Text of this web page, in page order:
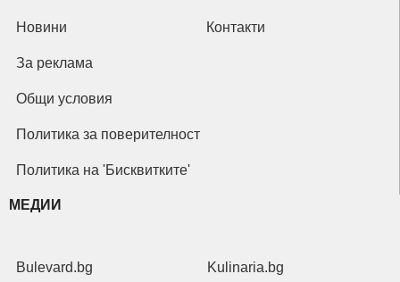
Новини Контакти
За реклама
Общи условия
Политика за поверителност
Политика на 'Бисквитките'
МЕДИИ
Bulevard.bg Kulinaria.bg